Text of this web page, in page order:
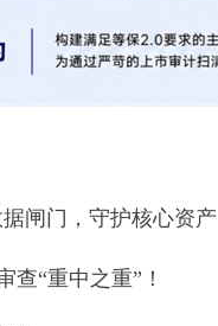
闸门，守护核心资产
查“重中之重”！